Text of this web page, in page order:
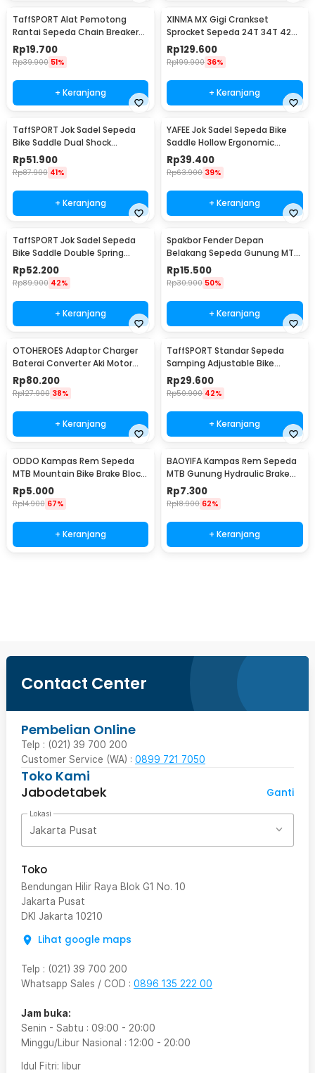
TaffSPORT Alat Pemotong
Rantai Sepeda Chain Breaker
Cutter - TD8591
Rp19.700
Rp39.900 51%
+ Keranjang
XINMA MX Gigi Crankset
Sprocket Sepeda 24T 34T 42T
7/8/9 Speed - TL-82-L
Rp129.600
Rp199.900 36%
+ Keranjang
TaffSPORT Jok Sadel Sepeda
Bike Saddle Dual Shock
Absorber Breathable - ZF25
Rp51.900
Rp87.900 41%
+ Keranjang
YAFEE Jok Sadel Sepeda Bike
Saddle Hollow Ergonomic
Breathable - FX12
Rp39.400
Rp63.900 39%
+ Keranjang
TaffSPORT Jok Sadel Sepeda
Bike Saddle Double Spring
Shock Absorber - ZF15
Rp52.200
Rp89.900 42%
+ Keranjang
Spakbor Fender Depan
Belakang Sepeda Gunung MTB
- HF0034300
Rp15.500
Rp30.900 50%
+ Keranjang
OTOHEROES Adaptor Charger
Baterai Converter Aki Motor
Skuter 48V 20Ah - YF2021-12
Rp80.200
Rp127.900 38%
+ Keranjang
TaffSPORT Standar Sepeda
Samping Adjustable Bike
Kickstand 34-39cm - Z50
Rp29.600
Rp50.900 42%
+ Keranjang
ODDO Kampas Rem Sepeda
MTB Mountain Bike Brake Block
70mm 2 PCS - B39
Rp5.000
Rp14.900 67%
+ Keranjang
BAOYIFA Kampas Rem Sepeda
MTB Gunung Hydraulic Brake
Pads - M446
Rp7.300
Rp18.900 62%
+ Keranjang
Contact Center
Pembelian Online
Telp : (021) 39 700 200
Customer Service (WA) : 0899 721 7050
Toko Kami
Jabodetabek
Ganti
Lokasi
Jakarta Pusat
Toko
Bendungan Hilir Raya Blok G1 No. 10
Jakarta Pusat
DKI Jakarta 10210
Lihat google maps
Telp : (021) 39 700 200
Whatsapp Sales / COD : 0896 135 222 00
Jam buka:
Senin - Sabtu : 09:00 - 20:00
Minggu/Libur Nasional : 12:00 - 20:00
Idul Fitri: libur